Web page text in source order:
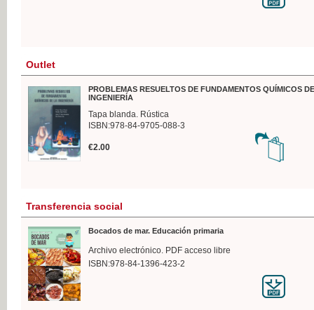
Outlet
PROBLEMAS RESUELTOS DE FUNDAMENTOS QUÍMICOS
INGENIERÍA
Tapa blanda. Rústica
ISBN:978-84-9705-088-3
€2.00
Transferencia social
Bocados de mar. Educación primaria
Archivo electrónico. PDF acceso libre
ISBN:978-84-1396-423-2